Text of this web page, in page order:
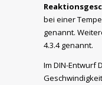
bei einer
genannt.
4.3.4 genannt.
Im DIN-Entwurf